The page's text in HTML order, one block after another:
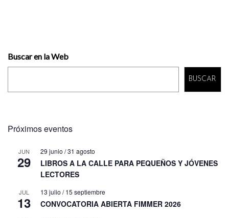
Buscar en la Web
BUSCAR
Próximos eventos
JUN
29
29 junio /31 agosto
LIBROS A LA CALLE PARA PEQUEÑOS Y JÓVENES
LECTORES
JUL
13
13 julio /15 septiembre
CONVOCATORIA ABIERTA FIMMER 2026